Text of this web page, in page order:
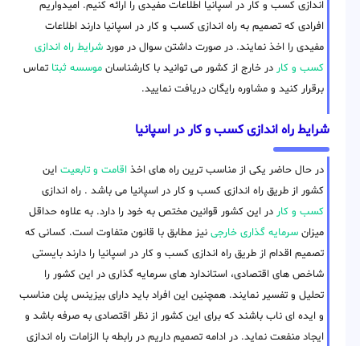
اندازی کسب و کار در اسپانیا اطلاعات مفیدی را ارائه کنیم. امیدواریم
افرادی که تصمیم به راه اندازی کسب و کار در اسپانیا دارند اطلاعات
مفیدی را اخذ نمایند. در صورت داشتن سوال در مورد شرایط راه اندازی
کسب و کاردر خارج از کشور می توانید با کارشناسان موسسه ثبتا تماس
برقرار کنید و مشاوره رایگان دریافت نمایید.
شرایط راه اندازی کسب و کار در اسپانیا
در حال حاضر یکی از مناسب ترین راه های اخذ اقامت و تابعیتاین
کشور از طریق راه اندازی کسب و کار در اسپانیا می باشد . راه اندازی
کسب و کاردر این کشور قوانین مختص به خود را دارد. به علاوه حداقل
میزان سرمایه گذاری خارجینیز مطابق با قانون متفاوت است. کسانی که
تصمیم اقدام از طریق راه اندازی کسب و کار در اسپانیا را دارند بایستی
شاخص های اقتصادی، استاندارد های سرمایه گذاری در این کشور را
تحلیل و تفسیر نمایند. همچنین این افراد باید دارای بیزینس پلن مناسب
و ایده ای ناب باشند که برای این کشور از نظر اقتصادی به صرفه باشد و
ایجاد منفعت نماید. در ادامه تصمیم داریم در رابطه با الزامات راه اندازی